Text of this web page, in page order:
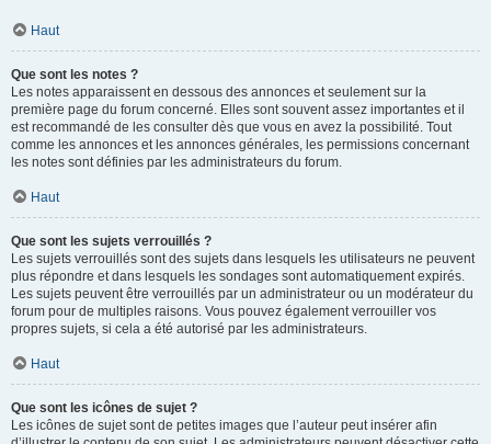
Haut
Que sont les notes ?
Les notes apparaissent en dessous des annonces et seulement sur la
première page du forum concerné. Elles sont souvent assez importantes et il
est recommandé de les consulter dès que vous en avez la possibilité. Tout
comme les annonces et les annonces générales, les permissions concernant
les notes sont définies par les administrateurs du forum.
Haut
Que sont les sujets verrouillés ?
Les sujets verrouillés sont des sujets dans lesquels les utilisateurs ne peuvent
plus répondre et dans lesquels les sondages sont automatiquement expirés.
Les sujets peuvent être verrouillés par un administrateur ou un modérateur du
forum pour de multiples raisons. Vous pouvez également verrouiller vos
propres sujets, si cela a été autorisé par les administrateurs.
Haut
Que sont les icônes de sujet ?
Les icônes de sujet sont de petites images que l’auteur peut insérer afin